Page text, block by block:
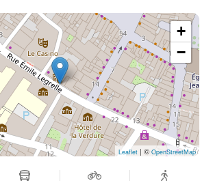
+
−
Leaflet | © OpenStreetMap